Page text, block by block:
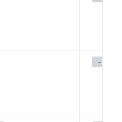
--